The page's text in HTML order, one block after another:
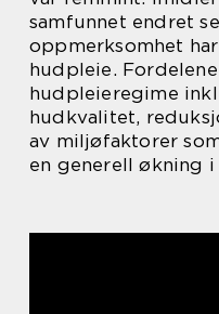
samfunnet endret
oppmerksomhet
hudpleie.
hudpleieregime
hudkvalitet,
av miljøfaktorer
en generell økning